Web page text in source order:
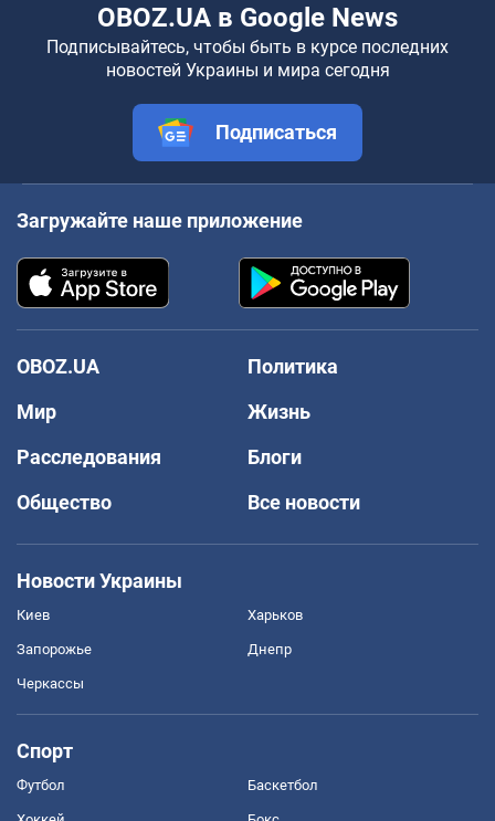
OBOZ.UA в Google News
Подписывайтесь, чтобы быть в курсе последних
новостей Украины и мира сегодня
Подписаться
Загружайте наше приложение
OBOZ.UA
Политика
Мир
Жизнь
Расследования
Блоги
Общество
Все новости
Новости Украины
Киев Харьков
Запорожье Днепр
Черкассы
Спорт
Футбол Баскетбол